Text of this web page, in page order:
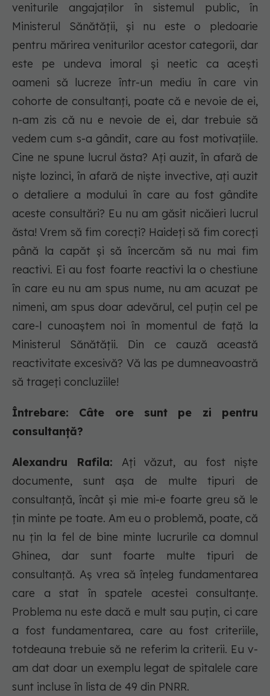
veniturile angajaților în sistemul public, în
Ministerul Sănătății, și nu este o pledoarie
pentru mărirea veniturilor acestor categorii, dar
este pe undeva imoral și neetic ca acești
oameni să lucreze într-un mediu în care vin
cohorte de consultanți, poate că e nevoie de ei,
n-am zis că nu e nevoie de ei, dar trebuie să
vedem cum s-a gândit, care au fost motivațiile.
Cine ne spune lucrul ăsta? Ați auzit, în afară de
niște lozinci, în afară de niște invective, ați auzit
o detaliere a modului în care au fost gândite
aceste consultări? Eu nu am găsit nicăieri lucrul
ăsta! Vrem să fim corecți? Haideți să fim corecți
până la capăt și să încercăm să nu mai fim
reactivi. Ei au fost foarte reactivi la o chestiune
în care eu nu am spus nume, nu am acuzat pe
nimeni, am spus doar adevărul, cel puțin cel pe
care-l cunoaștem noi în momentul de față la
Ministerul Sănătății. Din ce cauză această
reactivitate excesivă? Vă las pe dumneavoastră
să trageți concluziile!
Întrebare: Câte ore sunt pe zi pentru
consultanță?
Alexandru Rafila: Ați văzut, au fost niște
documente, sunt așa de multe tipuri de
consultanță, încât și mie mi-e foarte greu să le
țin minte pe toate. Am eu o problemă, poate, că
nu țin la fel de bine minte lucrurile ca domnul
Ghinea, dar sunt foarte multe tipuri de
consultanță. Aș vrea să înțeleg fundamentarea
care a stat în spatele acestei consultanțe.
Problema nu este dacă e mult sau puțin, ci care
a fost fundamentarea, care au fost criteriile,
totdeauna trebuie să ne referim la criterii. Eu v-
am dat doar un exemplu legat de spitalele care
sunt incluse în lista de 49 din PNRR.